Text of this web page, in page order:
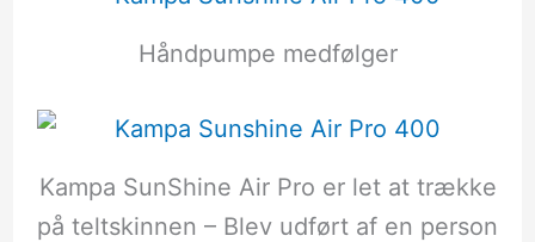
Håndpumpe medfølger
Kampa SunShine Air Pro er let at trække
på teltskinnen – Blev udført af en person